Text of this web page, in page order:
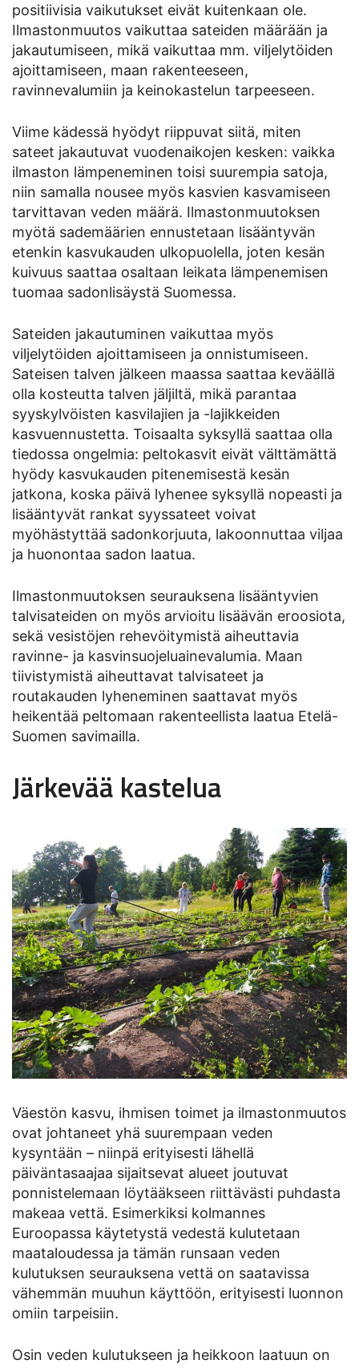
positiivisia vaikutukset eivät kuitenkaan ole.
Ilmastonmuutos vaikuttaa sateiden määrään ja
jakautumiseen, mikä vaikuttaa mm. viljelytöiden
ajoittamiseen, maan rakenteeseen,
ravinnevalumiin ja keinokastelun tarpeeseen.
Viime kädessä hyödyt riippuvat siitä, miten
sateet jakautuvat vuodenaikojen kesken: vaikka
ilmaston lämpeneminen toisi suurempia satoja,
niin samalla nousee myös kasvien kasvamiseen
tarvittavan veden määrä. Ilmastonmuutoksen
myötä sademäärien ennustetaan lisääntyvän
etenkin kasvukauden ulkopuolella, joten kesän
kuivuus saattaa osaltaan leikata lämpenemisen
tuomaa sadonlisäystä Suomessa.
Sateiden jakautuminen vaikuttaa myös
viljelytöiden ajoittamiseen ja onnistumiseen.
Sateisen talven jälkeen maassa saattaa keväällä
olla kosteutta talven jäljiltä, mikä parantaa
syyskylvöisten kasvilajien ja -lajikkeiden
kasvuennustetta. Toisaalta syksyllä saattaa olla
tiedossa ongelmia: peltokasvit eivät välttämättä
hyödy kasvukauden pitenemisestä kesän
jatkona, koska päivä lyhenee syksyllä nopeasti ja
lisääntyvät rankat syyssateet voivat
myöhästyttää sadonkorjuuta, lakoonnuttaa viljaa
ja huonontaa sadon laatua.
Ilmastonmuutoksen seurauksena lisääntyvien
talvisateiden on myös arvioitu lisäävän eroosiota,
sekä vesistöjen rehevöitymistä aiheuttavia
ravinne- ja kasvinsuojeluainevalumia. Maan
tiivistymistä aiheuttavat talvisateet ja
routakauden lyheneminen saattavat myös
heikentää peltomaan rakenteellista laatua Etelä-
Suomen savimailla.
Järkevää kastelua
Väestön kasvu, ihmisen toimet ja ilmastonmuutos
ovat johtaneet yhä suurempaan veden
kysyntään – niinpä erityisesti lähellä
päiväntasaajaa sijaitsevat alueet joutuvat
ponnistelemaan löytääkseen riittävästi puhdasta
makeaa vettä. Esimerkiksi kolmannes
Euroopassa käytetystä vedestä kulutetaan
maataloudessa ja tämän runsaan veden
kulutuksen seurauksena vettä on saatavissa
vähemmän muuhun käyttöön, erityisesti luonnon
omiin tarpeisiin.
Osin veden kulutukseen ja heikkoon laatuun on